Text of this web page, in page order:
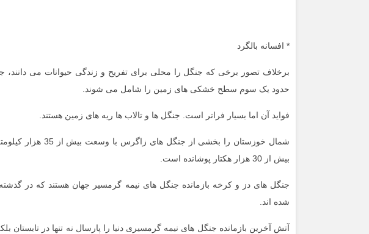
* افسانه بالگرد
برخلاف تصور برخی که جنگل را محلی برای تفریح و زندگی حیوانات می دانند،
حدود یک سوم سطح خشکی های زمین را شامل می شوند.
فواید آن اما بسیار فراتر است. جنگل ها و تالاب ها ریه های زمین هستند.
شمال خوزستان را
بیش از 30 هزار هکتار پوشانده است.
جنگل های دز و کرخه بازمانده جنگل های نیمه گرمسیر جهان هستند که در گذشته
شده اند.
آتش آخرین بازمانده جنگل های نیمه گرمسیری دنیا را پارسال نه تنها در تابستان